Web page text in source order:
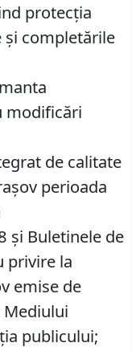
protecția
completările
modificări
de calitate
perioada
și Buletinele de
privire la
emise de
publicului;